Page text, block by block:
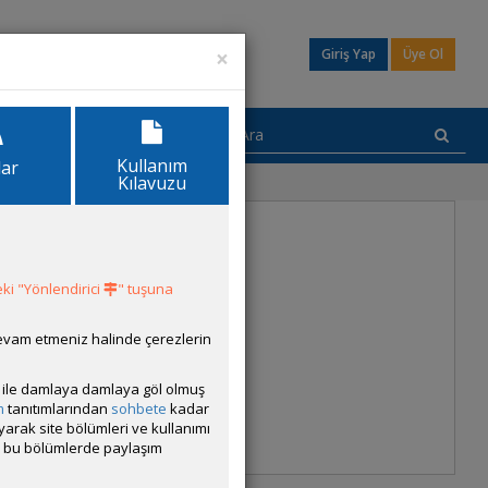
Giriş Yap Üye Ol
2026
×
Kullanım
Kılavuzu
"Yönlendirici
" tuşuna
etmeniz halinde çerezlerin
ile damlaya damlaya göl olmuş
tanıtımlarından sohbete kadar
site bölümleri ve kullanımı
bölümlerde paylaşım